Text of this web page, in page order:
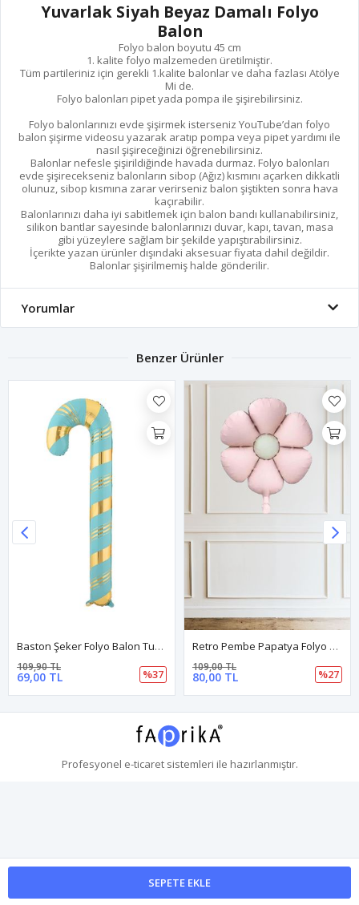
SEPETE EKLE
Yuvarlak Siyah Beyaz Damalı Folyo
Balon
Folyo balon boyutu 45 cm
1. kalite folyo malzemeden üretilmiştir.
Tüm partileriniz için gerekli 1.kalite balonlar ve daha fazlası Atölye
Mi de.
Folyo balonları pipet yada pompa ile şişirebilirsiniz.
Folyo balonlarınızı evde şişirmek isterseniz YouTube’dan folyo
balon şişirme videosu yazarak aratıp pompa veya pipet yardımı ile
nasıl şişireceğinizi öğrenebilirsiniz.
Balonlar nefesle şişirildiğinde havada durmaz. Folyo balonları
evde şişirecekseniz balonların sibop (Ağız) kısmını açarken dikkatli
olunuz, sibop kısmına zarar verirseniz balon şiştikten sonra hava
kaçırabilir.
Balonlarınızı daha iyi sabitlemek için balon bandı kullanabilirsiniz,
silikon bantlar sayesinde balonlarınızı duvar, kapı, tavan, masa
gibi yüzeylere sağlam bir şekilde yapıştırabilirsiniz.
İçerikte yazan ürünler dışındaki aksesuar fiyata dahil değildir.
Balonlar şişirilmemiş halde gönderilir.
Yorumlar
Benzer Ürünler
Baston Şeker Folyo Balon Turkuaz Gold Yılbaşı Balonu
69,00 TL
109,90 TL
%37
Retro Pembe Papatya Folyo Balon
80,00 TL
109,00 TL
%27
Profesyonel e-ticaretsistemleri ile hazırlanmıştır.